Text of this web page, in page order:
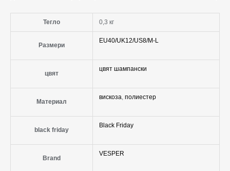
Тегло 0,3 кг
Размери
EU40/UK12/US8/M-L
цвят
цвят шампански
Материал
вискоза полиестер
black friday
Black Friday
Brand
VESPER